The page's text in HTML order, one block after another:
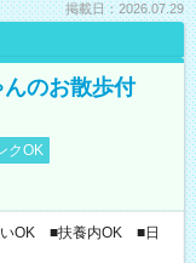
掲載日：2026.07.29
んのお散歩付
クOK
いOK ■扶養内OK ■日